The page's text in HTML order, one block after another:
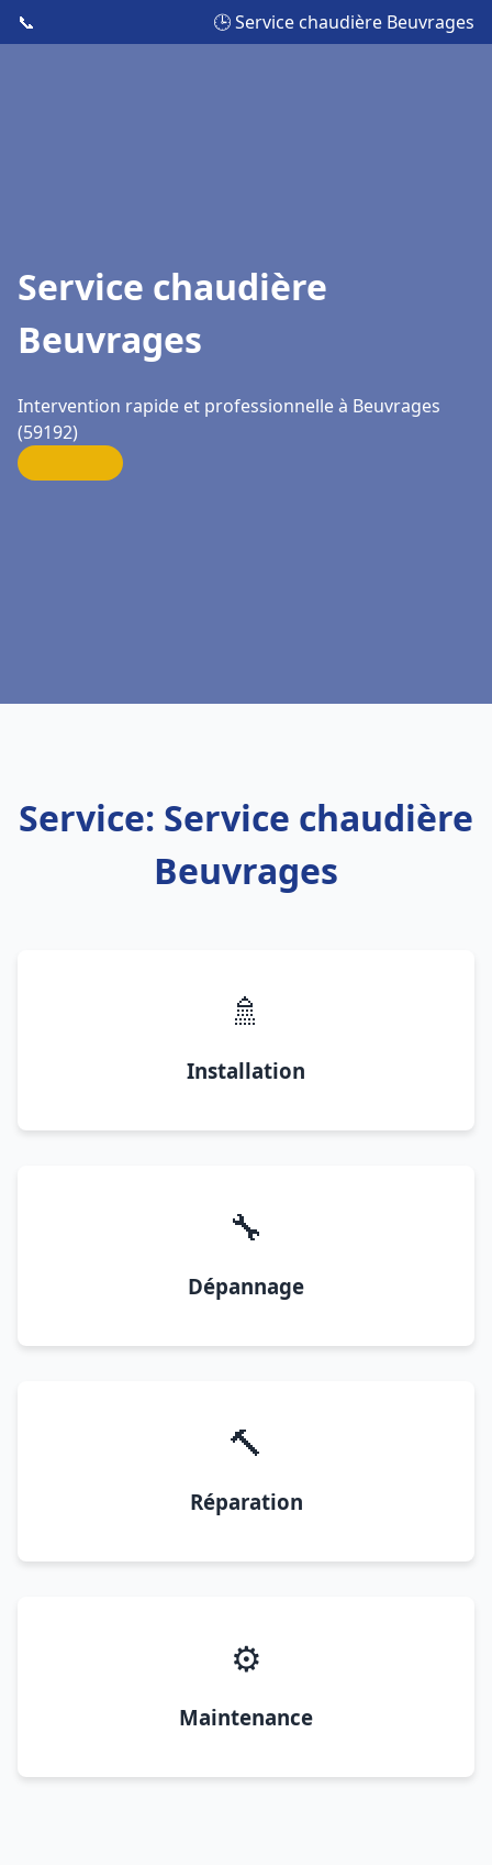
📞 🕒 Service chaudière Beuvrages
Service chaudière
Beuvrages
Intervention rapide et professionnelle à Beuvrages
(59192)
Service: Service chaudière
Beuvrages
🚿
Installation
🔧
Dépannage
🔨
Réparation
⚙️
Maintenance